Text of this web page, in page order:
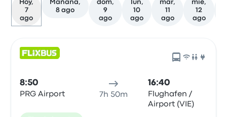
Hoy,
7
ago
Mañana,
8 ago
dom,
9
ago
lun,
10
ago
mar,
11
ago
mié,
12
ago
8:50
PRG Airport 7h 50m
16:40
Flughafen /
Airport (VIE)